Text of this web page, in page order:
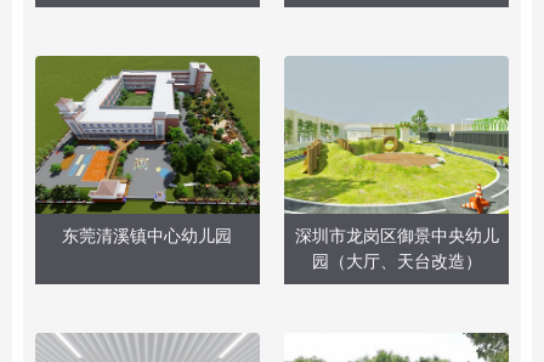
东莞清溪镇中心幼儿园
深圳市龙岗区御景中央幼儿
园（大厅、天台改造）